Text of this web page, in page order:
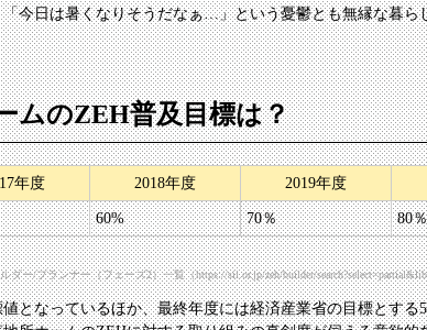
今日は暑くなりそうだなぁ…」という憂鬱とも無縁な暮ら
ムのZEH普及目標は？
年度 2018年度 2019年度
60% 70％ 80％
ー/プランナー（フェーズ2）一覧（https://sii.or.jp/zeh/builder/
となっているほか、最終年度には経済産業省の目標とする